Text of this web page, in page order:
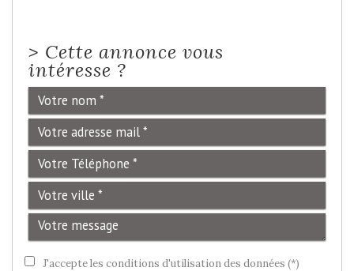
> Cette annonce vous
intéresse ?
J'accepte les conditions d'utilisation des données (*)